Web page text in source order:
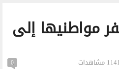
مواطنيها إلى
0